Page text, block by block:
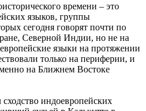
времени – это
языков, группы
сегодня говорят почти по
Северной Индии, но не на
языки на протяжении
только на периферии, и
на Ближнем Востоке
индоевропейских